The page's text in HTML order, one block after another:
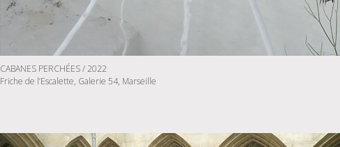
CABANES PERCHÉES / 2022
Friche de l’Escalette, Galerie 54, Marseille